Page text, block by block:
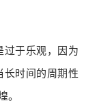
过于乐观，因为
长时间的周期性
。